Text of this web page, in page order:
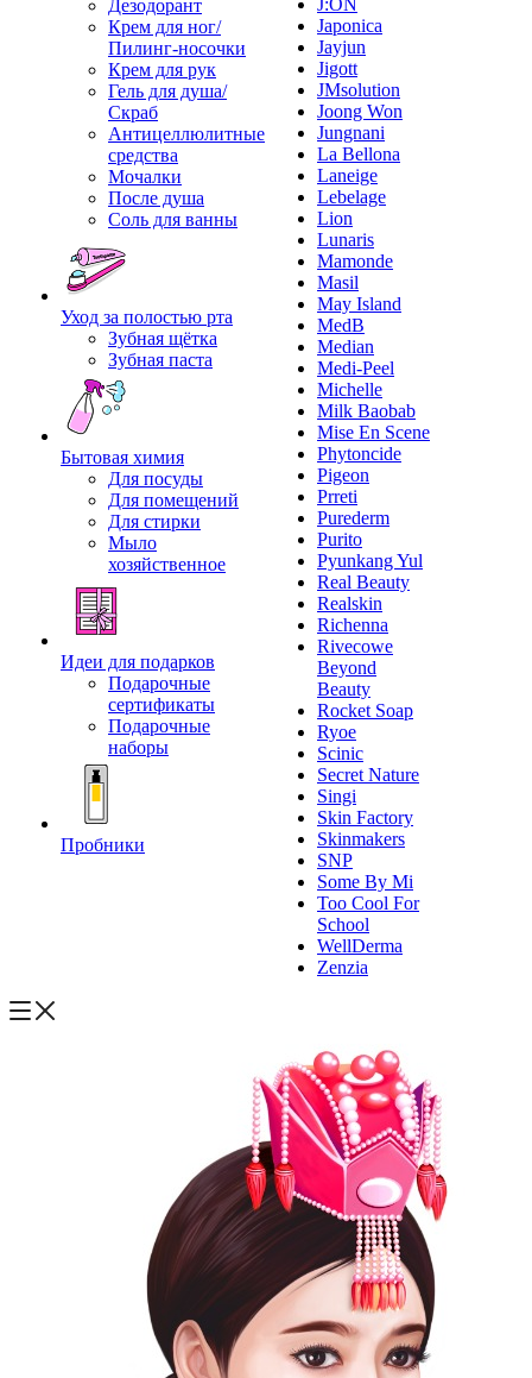
Дезодорант
Крем для ног/
Пилинг-носочки
Крем для рук
Гель для душа/
Скраб
Антицеллюлитные
средства
Мочалки
После душа
Соль для ванны
Уход за полостью рта
Зубная щётка
Зубная паста
Бытовая химия
Для посуды
Для помещений
Для стирки
Мыло
хозяйственное
Идеи для подарков
Подарочные
сертификаты
Подарочные
наборы
Пробники
J:ON
Japonica
Jayjun
Jigott
JMsolution
Joong Won
Jungnani
La Bellona
Laneige
Lebelage
Lion
Lunaris
Mamonde
Masil
May Island
MedB
Median
Medi-Peel
Michelle
Milk Baobab
Mise En Scene
Phytoncide
Pigeon
Prreti
Purederm
Purito
Pyunkang Yul
Real Beauty
Realskin
Richenna
Rivecowe
Beyond
Beauty
Rocket Soap
Ryoe
Scinic
Secret Nature
Singi
Skin Factory
Skinmakers
SNP
Some By Mi
Too Cool For
School
WellDerma
Zenzia